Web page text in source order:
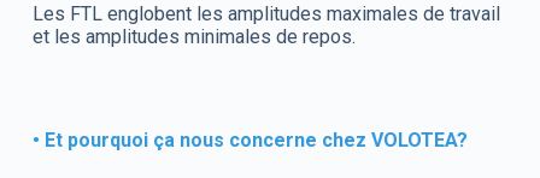
Les FTL englobent les amplitudes maximales de travail
et les amplitudes minimales de repos.
• Et pourquoi ça nous concerne chez VOLOTEA?